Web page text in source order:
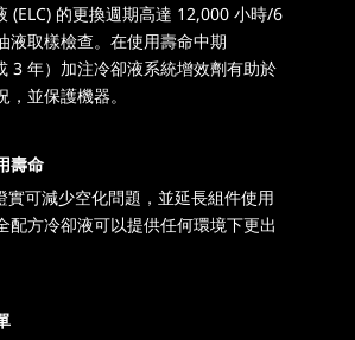
(ELC) 的更換週期高達 12,000 小時/6
液取樣檢查。在使用壽命中期
3 年）加注冷卻液系統增效劑有助於
並保護機器。
壽命
實可減少空化問題，並延長組件使用
配方冷卻液可以提供任何環境下更出